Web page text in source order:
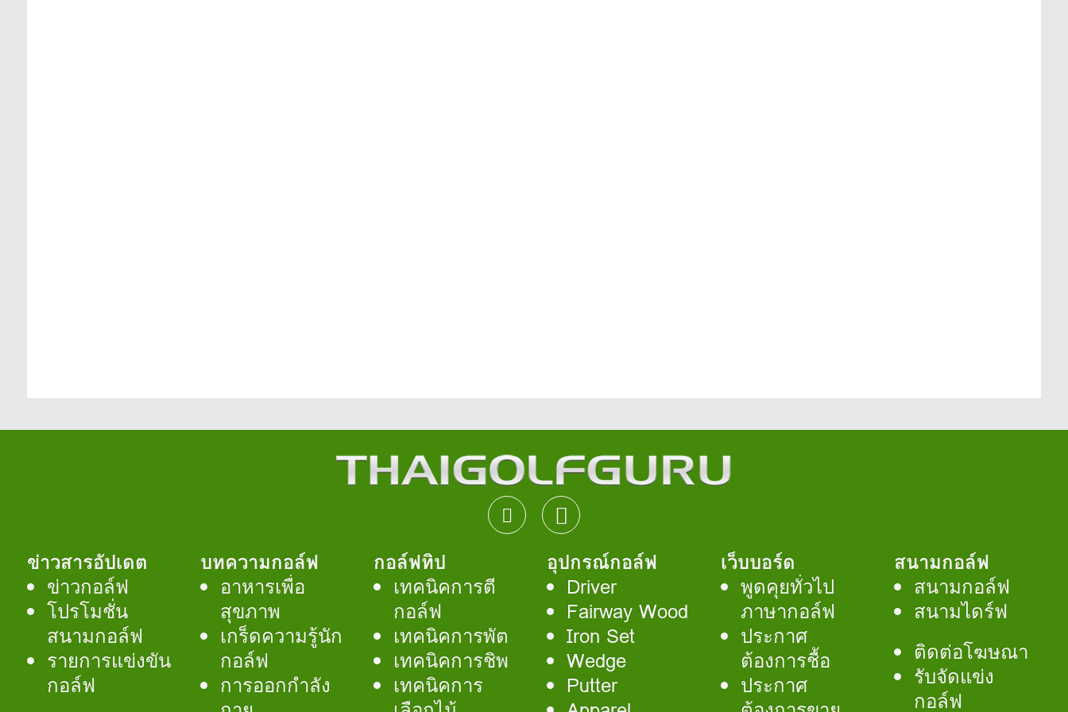
ข่าวสารอัปเดต
ข่าวกอล์ฟ
โปรโมชั่น
สนามกอล์ฟ
รายการแข่งขัน
กอล์ฟ
บทความกอล์ฟ
อาหารเพื่อ
สุขภาพ
เกร็ดความรู้นัก
กอล์ฟ
การออกกำลัง
กอล์ฟทิป
เทคนิคการตี
กอล์ฟ
เทคนิคการพัต
เทคนิคการชิพ
เทคนิคการ
อุปกรณ์กอล์ฟ
Driver
Fairway Wood
Iron Set
Wedge
Putter
เว็บบอร์ด
พูดคุยทั่วไป
ภาษากอล์ฟ
ประกาศ
ต้องการชื้อ
ประกาศ
สนามกอล์ฟ
สนามกอล์ฟ
สนามไดร์ฟ
ติดต่อโฆษณา
รับจัดแข่ง
กอล์ฟ